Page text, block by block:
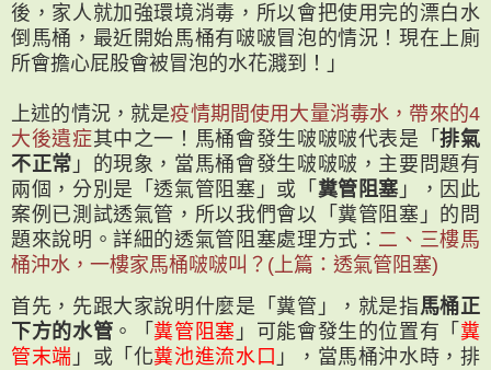
後，家人就加強環境消毒，所以會把使用完的漂白水
倒馬桶，最近開始馬桶有啵啵冒泡的情況！現在上廁
所會擔心屁股會被冒泡的水花濺到！」
上述的情況，就是疫情期間使用大量消毒水，帶來的4
大後遺症其中之一！馬桶會發生啵啵啵代表是「排氣
不正常 」的現象，當馬桶會發生啵啵啵，主要問題有
兩個，分別是「透氣管阻塞」或「 糞管阻塞 」，因此
案例已測試透氣管，所以我們會以「糞管阻塞」的問
題來說明。詳細的透氣管阻塞處理方式： 二、三樓馬
桶沖水，一樓家馬桶啵啵叫？(上篇：透氣管阻塞)
首先，先跟大家說明什麼是「糞管」，就是指馬桶正
下方的水管 。「糞管阻塞 」可能會發生的位置有「糞
管末端 」或「化糞池進流水口 」，當馬桶沖水時，排